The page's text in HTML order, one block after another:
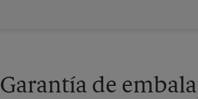
Garantía de